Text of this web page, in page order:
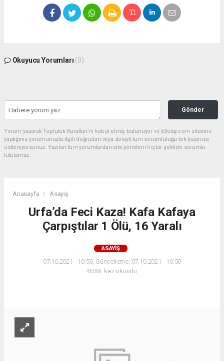
Okuyucu Yorumları (0)
Gönder
Yorum yazarak Topluluk Kuralları’nı kabul etmiş bulunuyor ve 63olay.com sitesine
yaptığınız yorumunuzla ilgili doğrudan veya dolaylı tüm sorumluluğu tek başınıza
üstleniyorsunuz. Yazılan tüm yorumlardan site yönetimi hiçbir şekilde sorumlu
tutulamaz.
Anasayfa Asayiş
Urfa’da Feci Kaza! Kafa Kafaya
Çarpıştılar 1 Ölü, 16 Yaralı
ASAYIŞ
07.10.2021 - 10:50, Güncelleme: 07.10.2021 - 10:50
4608+ kez okundu.